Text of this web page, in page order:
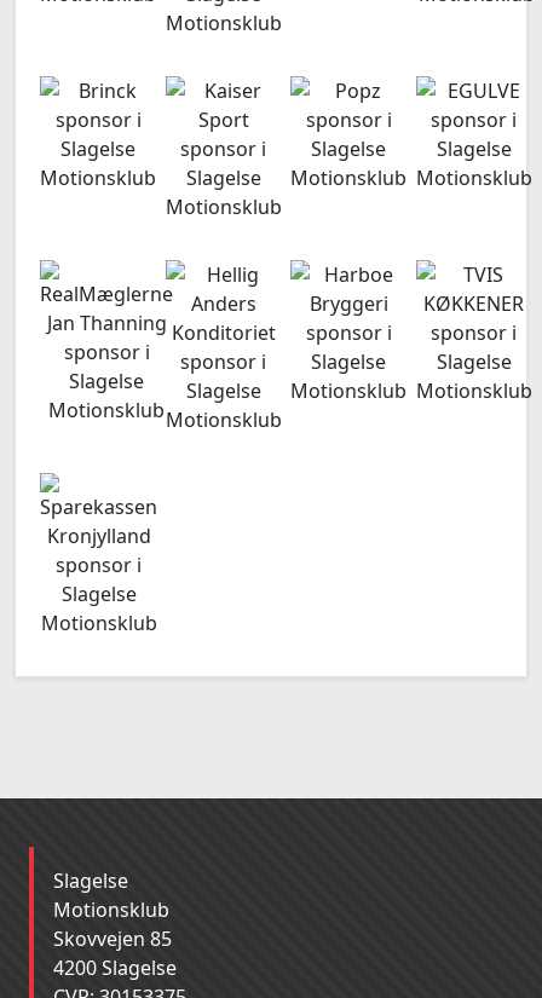
Slagelse
Motionsklub
Skovvejen 85
4200 Slagelse